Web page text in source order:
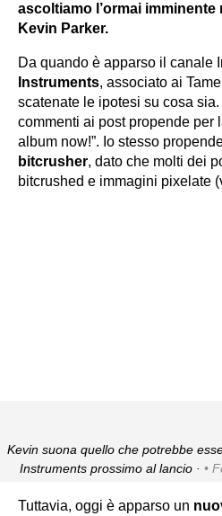
ascoltiamo l’ormai
Kevin Parker.
Da quando è apparso il canale
Instruments, associato ai
scatenate le ipotesi su cosa
commenti ai post propende per
album now!”. Io stesso
bitcrusher, dato che molti dei
bitcrushed e immagini pixelate
Kevin suona quello che potrebbe
Instruments prossimo al lancio ·
Tuttavia, oggi è apparso un